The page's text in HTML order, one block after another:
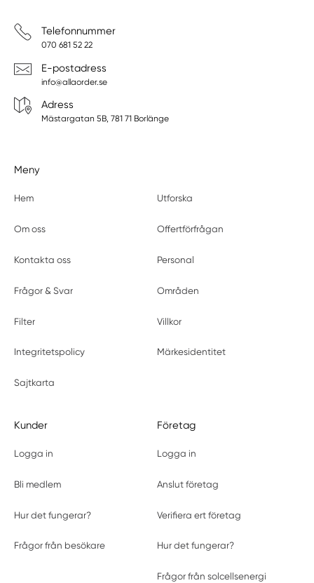
Telefonnummer
070 681 52 22
E-postadress
info@allaorder.se
Adress
Mästargatan 5B, 781 71 Borlänge
Meny
Hem Utforska
Om oss Offertförfrågan
Kontakta oss Personal
Frågor & Svar Områden
Filter Villkor
Integritetspolicy Märkesidentitet
Sajtkarta
Kunder
Logga in
Bli medlem
Hur det fungerar?
Frågor från besökare
Företag
Logga in
Anslut företag
Verifiera ert företag
Hur det fungerar?
Frågor från solcellsenergi